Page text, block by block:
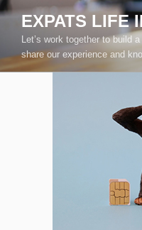
コ
ン
ツ
EXPATS LIFE
Let’s work together to build
share our experience and